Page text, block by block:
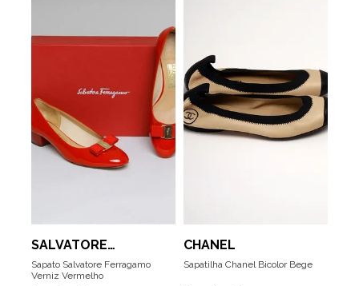
SALVATORE
FERRAGAMO
Sapato Salvatore Ferragamo
Verniz Vermelho
CHANEL
Sapatilha Chanel Bicolor Bege